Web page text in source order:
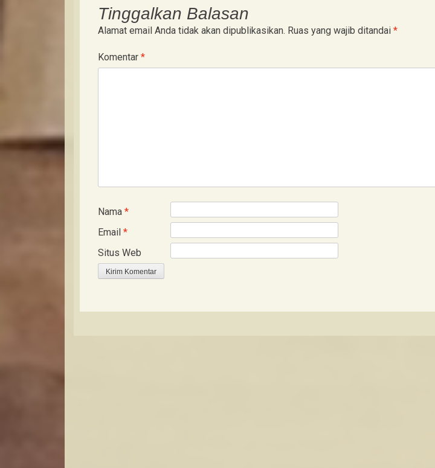
Tinggalkan Balasan
Alamat email Anda tidak akan dipublikasikan. Ruas yang wajib ditandai *
Komentar *
Nama *
Email *
Situs Web